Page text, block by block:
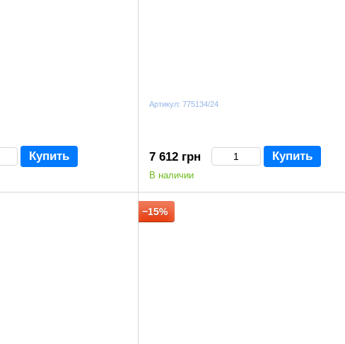
Купить
Артикул: 775134/24
7 612 грн Купить
В наличии
−15%